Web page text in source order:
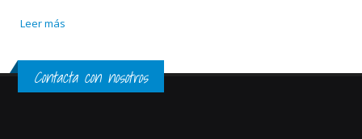
Leer más
Contacta con nosotros